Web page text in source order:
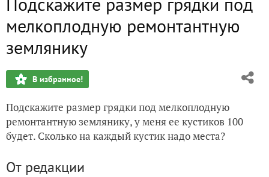
мелкоплодную ремонтантную
землянику
В избранное!
Подскажите размер грядки под мелкоплодную
ремонтантную землянику, у меня ее кустиков 100
будет. Сколько на каждый кустик надо места?
От редакции